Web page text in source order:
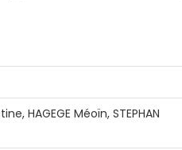
HAGEGE Méoïn, STEPHAN